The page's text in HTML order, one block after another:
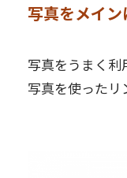
写真をメイ
写真をうまく利
写真を使ったリ